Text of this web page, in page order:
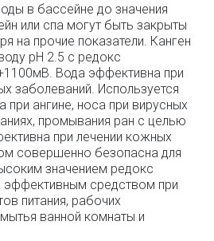
в бассейне до значения
или спа могут быть закрыты
на прочие показатели. Канген
pH 2.5 с редокс
Вода эффективна при
заболеваний. Используется
при ангине, носа при вирусных
промывания ран с целью
при лечении кожных
совершенно безопасна для
значением редокс
эффективным средством при
питания, рабочих
ванной комнаты и